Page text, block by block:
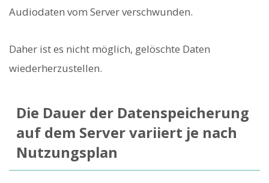
Audiodaten vom Server verschwunden.
Daher ist es nicht möglich, gelöschte Daten
wiederherzustellen.
Die Dauer der Datenspeicherung
auf dem Server variiert je nach
Nutzungsplan